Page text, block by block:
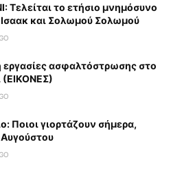
Τελείται το ετήσιο μνημόσυνο
και Σολωμού Σολωμού
εργασίες ασφαλτόστρωσης στο
(ΕΙΚΟΝΕΣ)
Ποιοι γιορτάζουν σήμερα,